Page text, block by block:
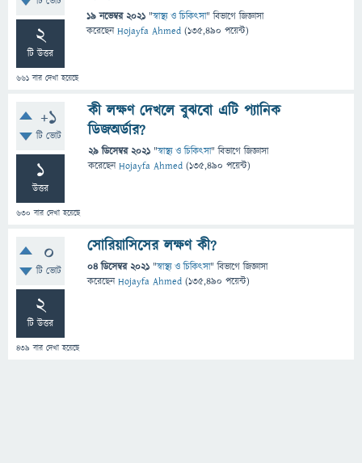
2
টি উত্তর
661 বার দেখা হয়েছে
19 নভেম্বর 2021 "স্বাস্থ্য ও চিকিৎসা" বিভাগে জিজ্ঞাসা
করেছেনHojayfa Ahmed (135,490 পয়েন্ট)
+1
টি ভোট
1
উত্তর
630 বার দেখা হয়েছে
কী লক্ষণ দেখলে বুঝবো এটি প্যানিক
ডিজঅর্ডার?
29 ডিসেম্বর 2021 "স্বাস্থ্য ও চিকিৎসা" বিভাগে জিজ্ঞাসা
করেছেনHojayfa Ahmed (135,490 পয়েন্ট)
0
টি ভোট
2
টি উত্তর
439 বার দেখা হয়েছে
সোরিয়াসিসের লক্ষণ কী?
04 ডিসেম্বর 2021 "স্বাস্থ্য ও চিকিৎসা" বিভাগে জিজ্ঞাসা
করেছেনHojayfa Ahmed (135,490 পয়েন্ট)